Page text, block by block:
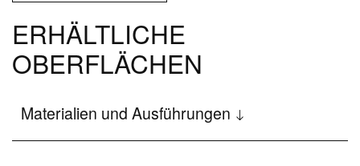
Bedienungs- und Wartungsanleitung
Passwortgeschützter Bereich Ideagroup
Disenia
Das Wellness-Projekt
ERHÄLTLICHE
OBERFLÄCHEN
Materialien und Ausführungen